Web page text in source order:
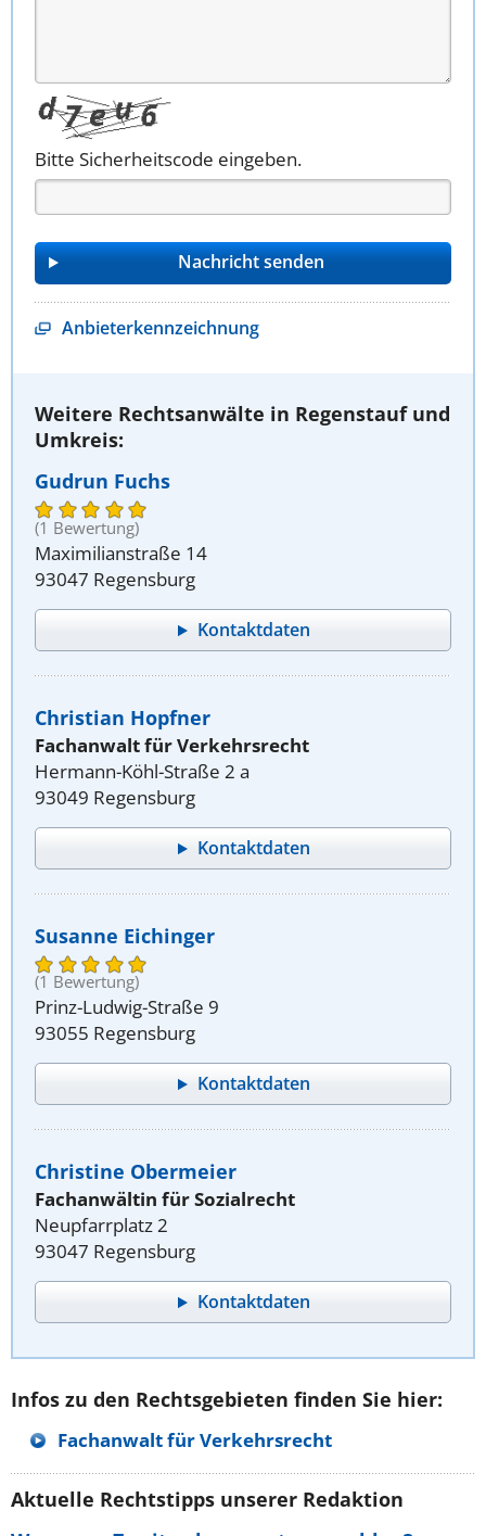
Bitte Sicherheitscode eingeben.
Anbieterkennzeichnung
Weitere Rechtsanwälte in Regenstauf und
Umkreis:
Gudrun Fuchs
(1 Bewertung)
Maximilianstraße 14
93047 Regensburg
Kontaktdaten
Christian Hopfner
Fachanwalt für Verkehrsrecht
Hermann-Köhl-Straße 2 a
93049 Regensburg
Kontaktdaten
Susanne Eichinger
(1 Bewertung)
Prinz-Ludwig-Straße 9
93055 Regensburg
Kontaktdaten
Christine Obermeier
Fachanwältin für Sozialrecht
Neupfarrplatz 2
93047 Regensburg
Kontaktdaten
Infos zu den Rechtsgebieten finden Sie hier:
Fachanwalt für Verkehrsrecht
Aktuelle Rechtstipps unserer Redaktion